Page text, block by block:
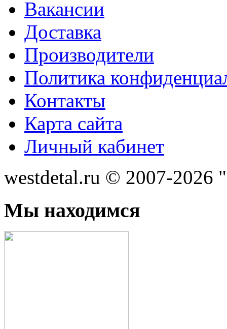
Вакансии
Доставка
Производители
Политика
Контакты
Карта сайта
Личный кабинет
westdetal.ru © 2007-2026
Мы находимся